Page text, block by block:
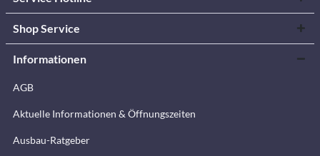
Shop Service
Informationen
AGB
Aktuelle Informationen & Öffnungszeiten
Ausbau-Ratgeber